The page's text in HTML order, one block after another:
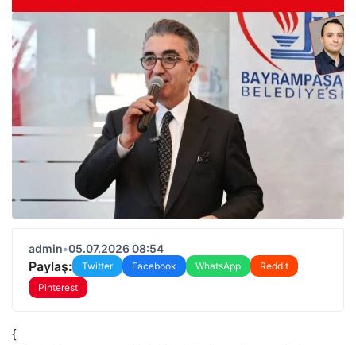
admin•05.07.2026 08:54
Paylaş: Twitter Facebook WhatsApp
Reddit
Pinterest
{